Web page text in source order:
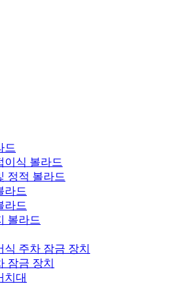
드
이식 볼라드
정적 볼라드
라드
라드
볼라드
식 주차 잠금 장치
잠금 장치
치대